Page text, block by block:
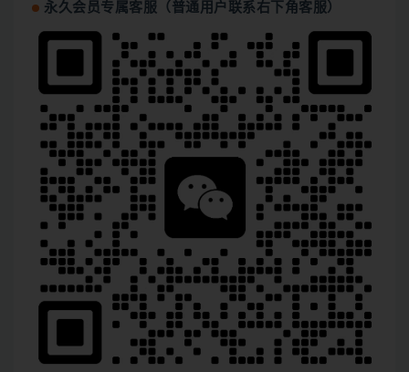
永久会员专属客服（普通用户联系右下角客服）